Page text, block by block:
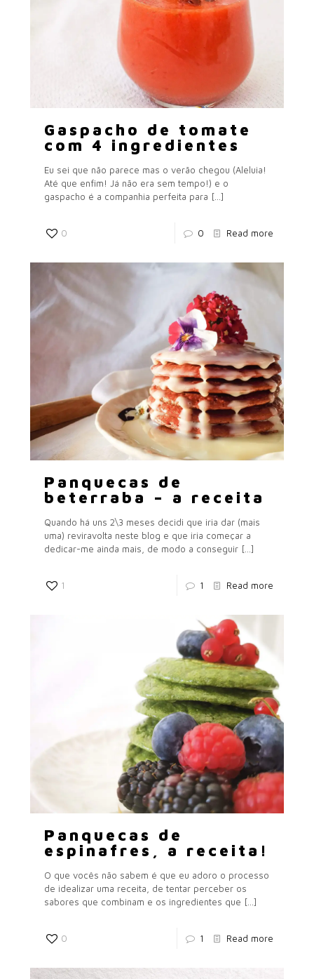
Gaspacho de tomate
com 4 ingredientes
Eu sei que não parece mas o verão chegou (Aleluia!
Até que enfim! Já não era sem tempo!) e o
gaspacho é a companhia perfeita para […]
0 0 Read more
Panquecas de
beterraba – a receita
Quando há uns 2\3 meses decidi que iria dar (mais
uma) reviravolta neste blog e que iria começar a
dedicar-me ainda mais, de modo a conseguir […]
1 1 Read more
Panquecas de
espinafres, a receita!
O que vocês não sabem é que eu adoro o processo
de idealizar uma receita, de tentar perceber os
sabores que combinam e os ingredientes que […]
0 1 Read more